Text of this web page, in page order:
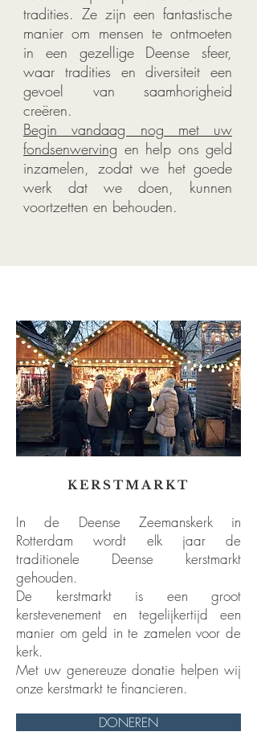
tradities. Ze zijn een fantastische
manier om mensen te ontmoeten
in een gezellige Deense sfeer,
waar tradities en diversiteit een
gevoel van saamhorigheid
creëren.
Begin vandaag nog met uw
fondsenwerving en help ons geld
inzamelen, zodat we het goede
werk dat we doen, kunnen
voortzetten en behouden.
KERSTMARKT
In de Deense Zeemanskerk in
Rotterdam wordt elk jaar de
traditionele Deense kerstmarkt
gehouden.
De kerstmarkt is een groot
kerstevenement en tegelijkertijd een
manier om geld in te zamelen voor de
kerk.
Met uw genereuze donatie helpen wij
onze kerstmarkt te financieren.
DONEREN